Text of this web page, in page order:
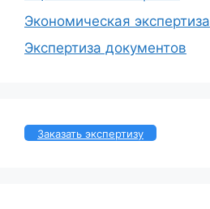
Экономическая экспертиза
Экспертиза документов
Заказать экспертизу